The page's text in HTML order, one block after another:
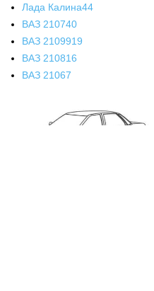
Лада Калина44
ВАЗ 210740
ВАЗ 2109919
ВАЗ 210816
ВАЗ 21067